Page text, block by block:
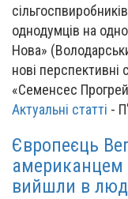
однодумців на
Нова»
нові перспективні
«Семенсес
Актуальні статті -
Європеєць
американцем
вийшли в